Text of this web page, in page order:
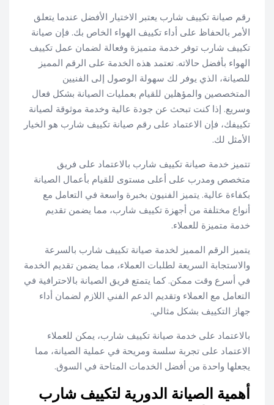
رقم صيانة تكييف شارب يعتبر الاختيار الأفضل عندما يتعلق
الأمر بالحفاظ على أداء تكييف الهواء الخاص بك. فإن صيانة
تكييف شارب توفر خدمة متميزة وفعالة لضمان عمل تكييف
الهواء بأفضل حالاته. تعتمد هذه الخدمة على الرقم المميز
للصيانة، الذي يوفر لك سهولة الوصول إلى الفنيين
المتخصصين والمؤهلين للقيام بعمليات الصيانة بشكل فعال
وسريع. إذا كنت تبحث عن جودة عالية وخدمة موثوقة لصيانة
تكييفك، فإن الاعتماد على رقم صيانة تكييف شارب هو الخيار
الأمثل لك.
تتميز خدمة صيانة تكييف شارب بالاعتماد على فريق
متخصص ومدرب على أعلى مستوى للقيام بأعمال الصيانة
بكفاءة عالية. يتميز الفنيون بخبرة واسعة في التعامل مع
أنواع مختلفة من أجهزة تكييف شارب، مما يضمن تقديم
خدمة متميزة للعملاء.
يتميز الرقم المميز لخدمة صيانة تكييف شارب بالسرعة
والاستجابة السريعة لطلبات العملاء، مما يضمن تقديم الخدمة
في أسرع وقت ممكن. كما يتمتع فريق الصيانة بالاحترافية في
التعامل مع العملاء وتقديم الدعم الفني اللازم لضمان أداء
جهاز التكييف بشكل مثالي.
بالاعتماد على خدمة صيانة تكييف شارب، يمكن للعملاء
الاعتماد على تجربة سلسة ومريحة في عملية الصيانة، مما
يجعلها واحدة من أفضل الخدمات المتاحة في السوق.
أهمية الصيانة الدورية لتكييف شارب